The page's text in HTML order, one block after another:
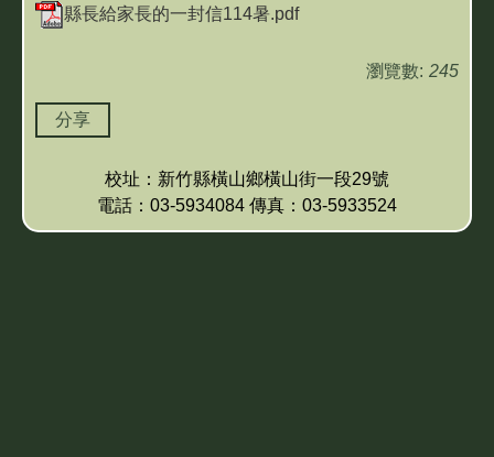
縣長給家長的一封信114暑.pdf
瀏覽數: 245
分享
校址：新竹縣橫山鄉橫山街一段29號
電話：03-5934084 傳真：03-5933524